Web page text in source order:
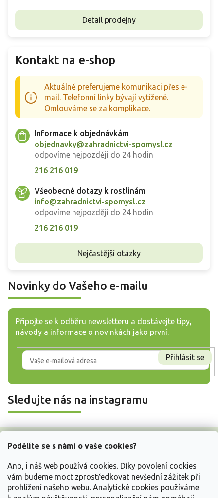
Podělíte se s námi o vaše cookies?
Ano, i náš web používá cookies. Díky povolení cookies
vám budeme moct zprostředkovat nevšední zážitek při
prohlížení našeho webu. Analytické cookies používáme
Detail prodejny
Kontakt na e-shop
Aktuálně preferujeme komunikaci přes e-
mail. Telefonní linky bývají vytížené.
Omlouváme se za komplikace.
Informace k objednávkám
objednavky@zahradnictvi-spomysl.cz
odpovíme nejpozději do 24 hodin
216 216 019
Všeobecné dotazy k rostlinám
info@zahradnictvi-spomysl.cz
odpovíme nejpozději do 24 hodin
216 216 019
Nejčastější otázky
Novinky do Vašeho e-mailu
Připojte se k odběru newsletteru a dostávejte tipy,
návody a informace o novinkách jako první.
Přihlásit se
Sledujte nás na instagramu
Z